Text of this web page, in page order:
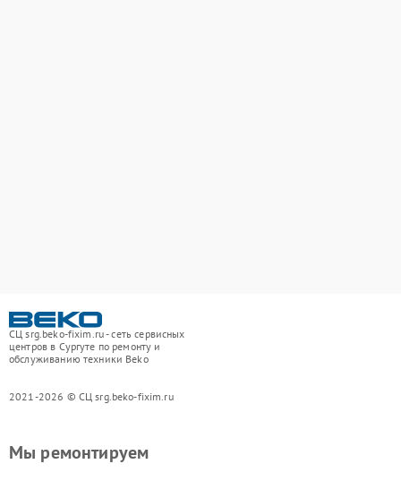
СЦ srg.beko-fixim.ru - сеть сервисных
центров в Сургуте по ремонту и
обслуживанию техники Beko
2021-2026 © СЦ srg.beko-fixim.ru
Мы ремонтируем